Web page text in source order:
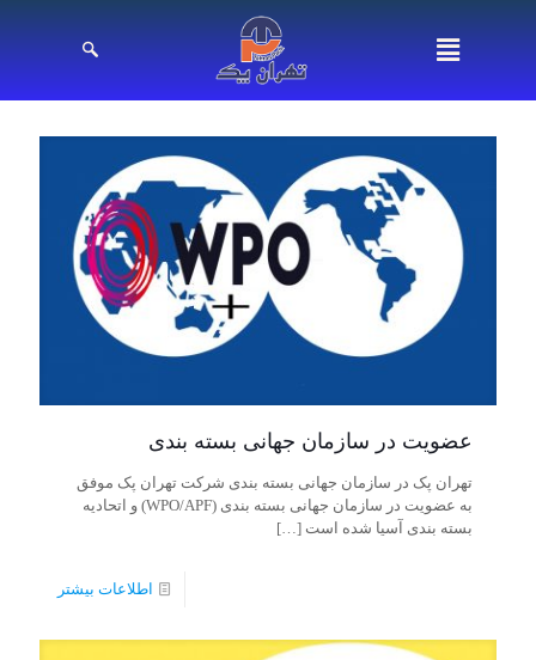
عضویت در سازمان جهانی بسته بندی
تهران پک در سازمان جهانی بسته بندی شرکت تهران پک موفق
به عضویت در سازمان جهانی بسته بندی (WPO/APF) و اتحادیه
بسته بندی آسیا شده است […]
اطلاعات بیشتر